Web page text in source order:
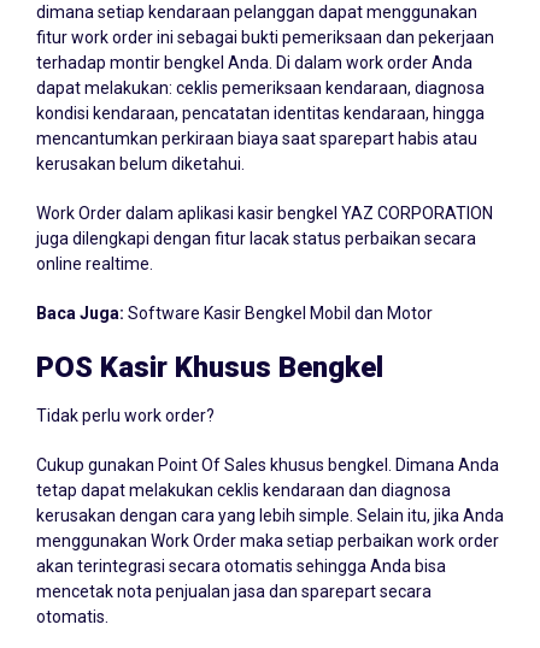
dimana setiap kendaraan pelanggan dapat menggunakan
fitur work order ini sebagai bukti pemeriksaan dan pekerjaan
terhadap montir bengkel Anda. Di dalam work order Anda
dapat melakukan: ceklis pemeriksaan kendaraan, diagnosa
kondisi kendaraan, pencatatan identitas kendaraan, hingga
mencantumkan perkiraan biaya saat sparepart habis atau
kerusakan belum diketahui.
Work Order dalam aplikasi kasir bengkel YAZ CORPORATION
juga dilengkapi dengan fitur lacak status perbaikan secara
online realtime.
Baca Juga: Software Kasir Bengkel Mobil dan Motor
POS Kasir Khusus Bengkel
Tidak perlu work order?
Cukup gunakan Point Of Sales khusus bengkel. Dimana Anda
tetap dapat melakukan ceklis kendaraan dan diagnosa
kerusakan dengan cara yang lebih simple. Selain itu, jika Anda
menggunakan Work Order maka setiap perbaikan work order
akan terintegrasi secara otomatis sehingga Anda bisa
mencetak nota penjualan jasa dan sparepart secara
otomatis.